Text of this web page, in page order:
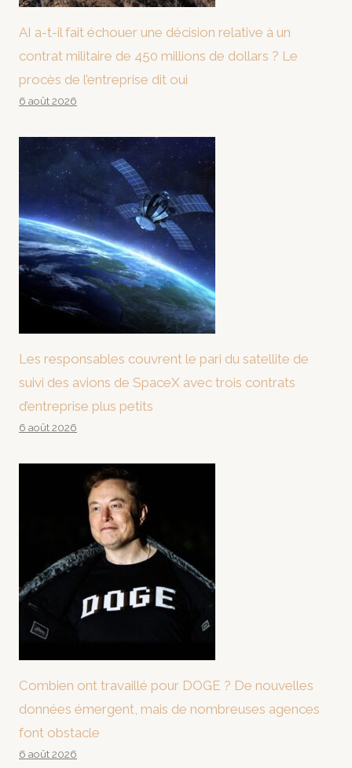
AI a-t-il fait échouer une décision relative à un
contrat militaire de 450 millions de dollars ? Le
procès de l’entreprise dit oui
6 août 2026
Les responsables couvrent le pari du satellite de
suivi des avions de SpaceX avec trois contrats
d’entreprise plus petits
6 août 2026
Combien ont travaillé pour DOGE ? De nouvelles
données émergent, mais de nombreuses agences
font obstacle
6 août 2026